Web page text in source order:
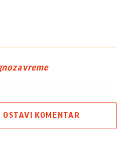
vreme
OSTAVI KOMENTAR